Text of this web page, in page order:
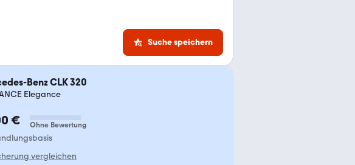
Suche speichern
Benz CLK 320
Elegance
€ Ohne Bewertung
vergleichen